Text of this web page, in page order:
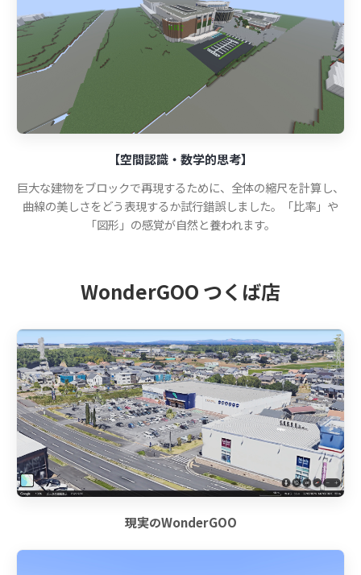
【空間認識・数学的思考】
巨大な建物をブロックで再現するために、全体の縮尺を計算し、
曲線の美しさをどう表現するか試行錯誤しました。「比率」や
「図形」の感覚が自然と養われます。
WonderGOO つくば店
現実のWonderGOO